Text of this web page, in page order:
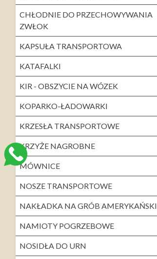
CHŁODNIE DO PRZECHOWYWANIA
ZWŁOK
KAPSUŁA TRANSPORTOWA
KATAFALKI
KIR - OBSZYCIE NA WÓZEK
KOPARKO-ŁADOWARKI
KRZESŁA TRANSPORTOWE
KRZYŻE NAGROBNE
MÓWNICE
NOSZE TRANSPORTOWE
NAKŁADKA NA GRÓB AMERYKAŃSKI
NAMIOTY POGRZEBOWE
NOSIDŁA DO URN